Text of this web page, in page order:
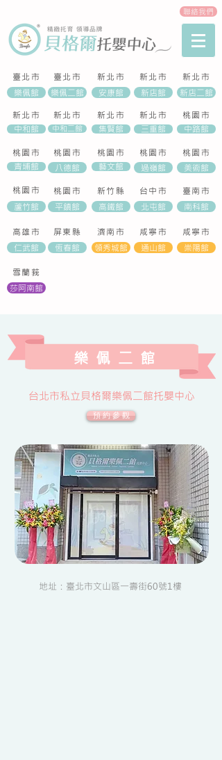
聯絡我們
臺北市
臺北市
樂佩館
樂佩二館
新北市 新北市
新北市
安康館
新店館
新店二館
​新北市
新北市
中和館
中和二館
新北市
新北市
集賢館
三重館
桃園市
中路館
桃園市
桃園市
青埔館
八德館
桃園市
桃園市
藝文館
過嶺館
桃園市
美術館
桃園市
桃園市
蘆竹館
平鎮館
新竹縣 ​台中市
​臺南市
高鐵館
北屯館 南科館
​高雄市
​屏東縣
仁武館
恆春館
濟南市 咸寧市
咸寧市
領秀城館
通山館 崇陽館
雪蘭莪
莎阿南館
台北市私立貝格爾樂佩二館托嬰中心
預 約 參 觀
地址：臺北市文山區一壽街60號1樓
樂 佩 二 館